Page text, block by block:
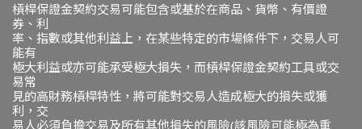
槓桿保證金契約交易可能包含或基於在商品、貨幣、有價證
券、利
率、指數或其他利益上，在某些特定的市場條件下，交易人可
能有
極大利益或亦可能承受極大損失，而槓桿保證金契約工具或交
易常
見的高財務槓桿特性，將可能對交易人造成極大的損失或獲
利，交
易人必須負擔交易及所有其他損失的風險(該風險可能極為重